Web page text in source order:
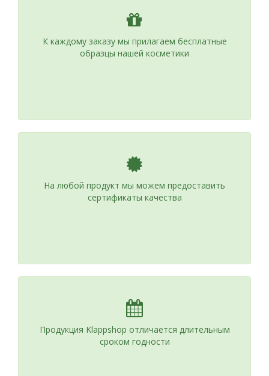
К каждому заказу мы прилагаем бесплатные
образцы нашей косметики
На любой продукт мы можем предоставить
сертификаты качества
Продукция Klappshop отличается длительным
сроком годности